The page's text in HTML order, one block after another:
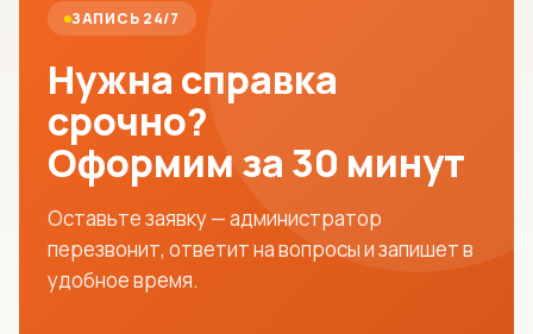
ЗАПИСЬ 24/7
Нужна справка
срочно?
Оформим за 30 минут
Оставьте заявку — администратор
перезвонит, ответит на вопросы и запишет в
удобное время.